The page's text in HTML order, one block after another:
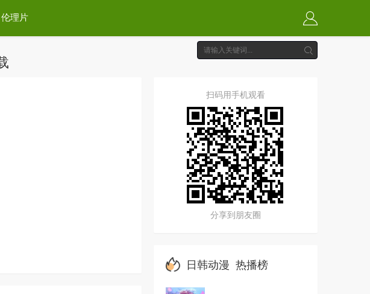
伦理片
扫码用手机观看
分享到朋友圈
日韩动漫 热播榜